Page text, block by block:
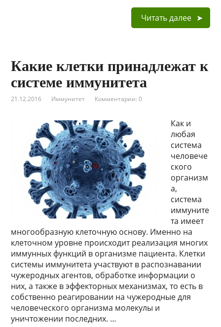
Читать далее
Какие клетки принадлежат к
системе иммунитета
21.12.2016 Иммунитет Комментарии: 0
Как и
любая
система
человече
ского
организм
а,
система
иммуните
та имеет
многообразную клеточную основу. Именно на
клеточном уровне происходит реализация многих
иммунных функций в организме пациента. Клетки
системы иммунитета участвуют в распознавании
чужеродных агентов, обработке информации о
них, а также в эффекторных механизмах, то есть в
собственно реагировании на чужеродные для
человеческого организма молекулы и
уничтожении последних. …